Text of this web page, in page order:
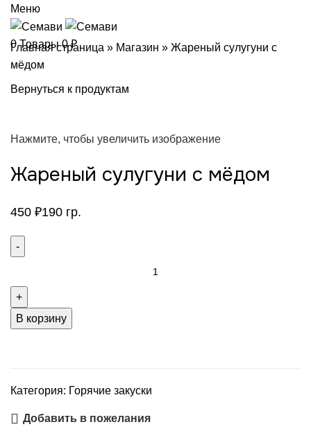
Меню
0Товары 0₽
Главная страница » Магазин » Жареный сулугуни с
мёдом
Вернуться к продуктам
Нажмите, чтобы увеличить изображение
Жареный сулугуни с мёдом
450 ₽190 гр.
Жареный
сулугуни
В корзину
Категория: Горячие закуски
Добавить в пожелания